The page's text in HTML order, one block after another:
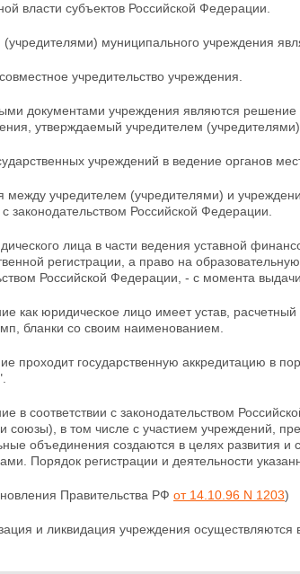
власти субъектов Российской Федерации.
муниципального учреждения
учредительство учреждения.
документами учреждения являются решение
утверждаемый учредителем (учредителями).
учреждений в ведение органов
между учредителем (учредителями) и
с законодательством Российской Федерации.
лица в части ведения уставной
регистрации, а право на
Российской Федерации, - с момента
как юридическое лицо имеет устав,
бланки со своим наименованием.
проходит государственную аккредитацию в
в соответствии с законодательством
союзы), в том числе с участием учреждений,
объединения создаются в целях развития и
Порядок регистрации и деятельности
Правительства РФ от 14.10.96 N 1203)
и ликвидация учреждения осуществляются